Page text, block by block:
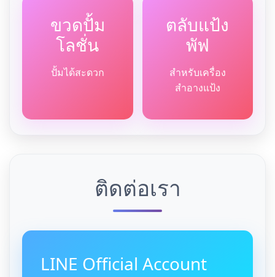
ขวดปั้ม
โลชั่น
ปั้มได้สะดวก
ตลับแป้ง
พัฟ
สำหรับเครื่อง
สำอางแป้ง
ติดต่อเรา
LINE Official Account